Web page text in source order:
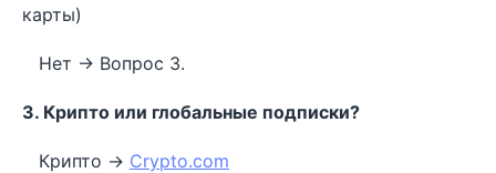
карты)
Нет → Вопрос 3.
3. Крипто или глобальные подписки?
Крипто → Crypto.com